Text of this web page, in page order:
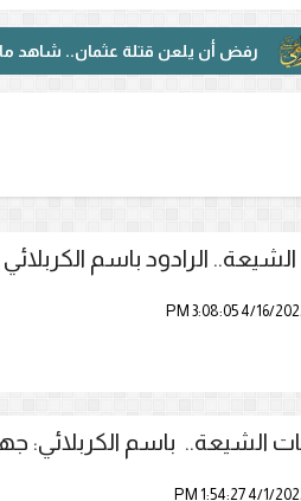
يلعن قتلة عثمان.. شاهد ماذا حدث
الرادود باسم
الشيعة.. باسم الكربلائي: